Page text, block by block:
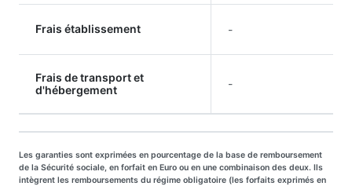
Frais établissement -
Frais de transport et
d'hébergement
-
Les garanties sont exprimées en pourcentage de la base de remboursement
de la Sécurité sociale, en forfait en Euro ou en une combinaison des deux. Ils
intègrent les remboursements du régime obligatoire (les forfaits exprimés en